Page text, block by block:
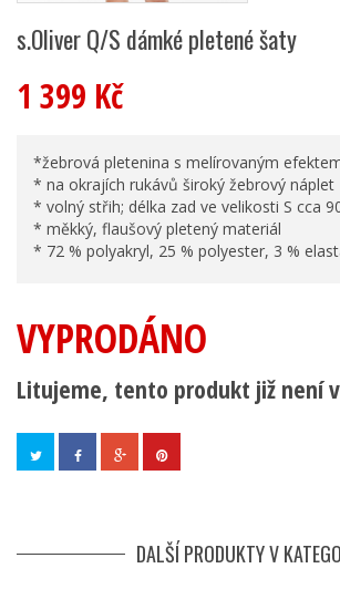
s.Oliver Q/S dámké pletené šaty
1 399 Kč
*žebrová pletenina s melírovaným
* na okrajích rukávů široký žebrový náplet
* volný střih; délka zad ve velikosti S cca
* měkký, flaušový pletený materiál
* 72 % polyakryl, 25 % polyester, 3 %
VYPRODÁNO
Litujeme, tento produkt již není
DALŠÍ PRODUKTY V